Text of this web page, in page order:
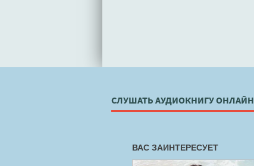
СЛУШАТЬ АУДИОКНИГУ ОНЛАЙН